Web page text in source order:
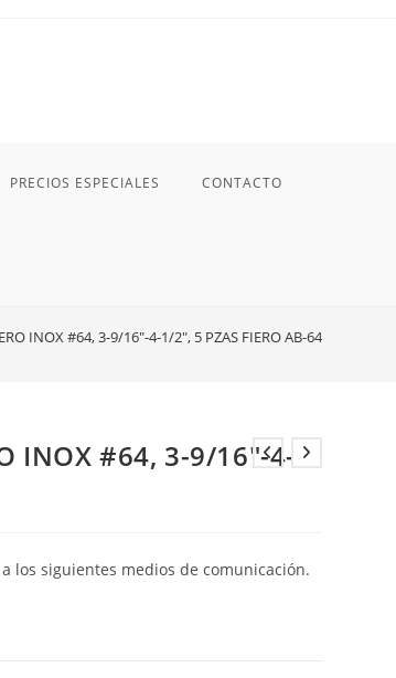
PRECIOS ESPECIALES CONTACTO
INOX #64, 3-9/16″-4-1/2″, 5 PZAS FIERO AB-64
INOX #64, 3-9/16″-4-
los siguientes medios de comunicación.